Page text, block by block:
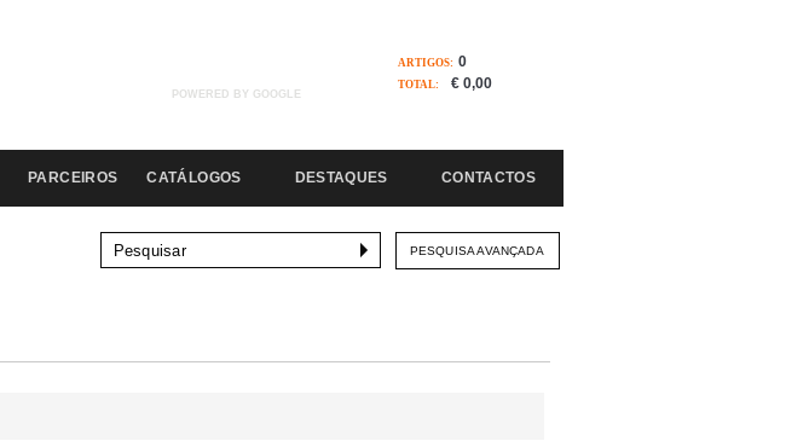
POWERED BY GOOGLE
ARTIGOS: 0
TOTAL: € 0,00
PARCEIROS CATÁLOGOS DESTAQUES CONTACTOS
PESQUISA AVANÇADA